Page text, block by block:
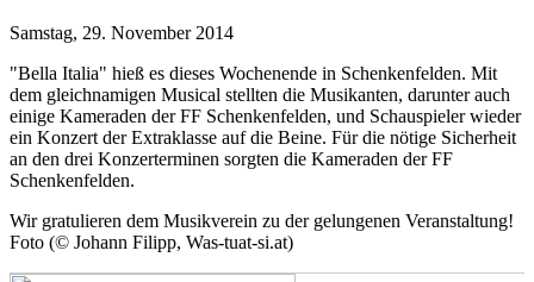
Samstag, 29. November 2014
"Bella Italia" hieß es dieses Wochenende in Schenkenfelden. Mit
dem gleichnamigen Musical stellten die Musikanten, darunter auch
einige Kameraden der FF Schenkenfelden, und Schauspieler wieder
ein Konzert der Extraklasse auf die Beine. Für die nötige Sicherheit
an den drei Konzerterminen sorgten die Kameraden der FF
Schenkenfelden.
Wir gratulieren dem Musikverein zu der gelungenen Veranstaltung!
Foto (© Johann Filipp, Was-tuat-si.at)